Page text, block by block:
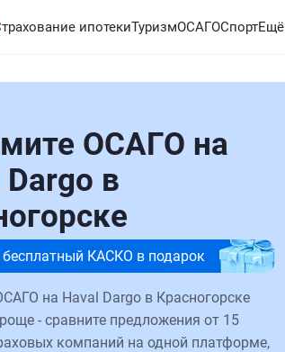
ипотекиТуризмОСАГОСпортЕщё
ОСАГО на
в
бесплатный КАСКО в подарок
на Haval Dargo в Красногорске
- сравните предложения от 15
компаний на одной платформе,